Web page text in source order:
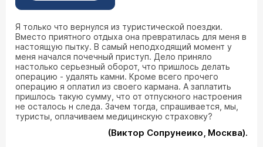
Я только что вернулся из туристической поездки.
Вместо приятного отдыха она превратилась для меня в
настоящую пытку. В самый неподходящий момент у
меня начался почечный приступ. Дело приняло
настолько серьезный оборот, что пришлось делать
операцию - удалять камни. Кроме всего прочего
операцию я оплатил из своего кармана. А заплатить
пришлось такую сумму, что от отпускного настроения
не осталось н следа. Зачем тогда, спрашивается, мы,
туристы, оплачиваем медицинскую страховку?
(Виктор Сопрунеико, Москва).